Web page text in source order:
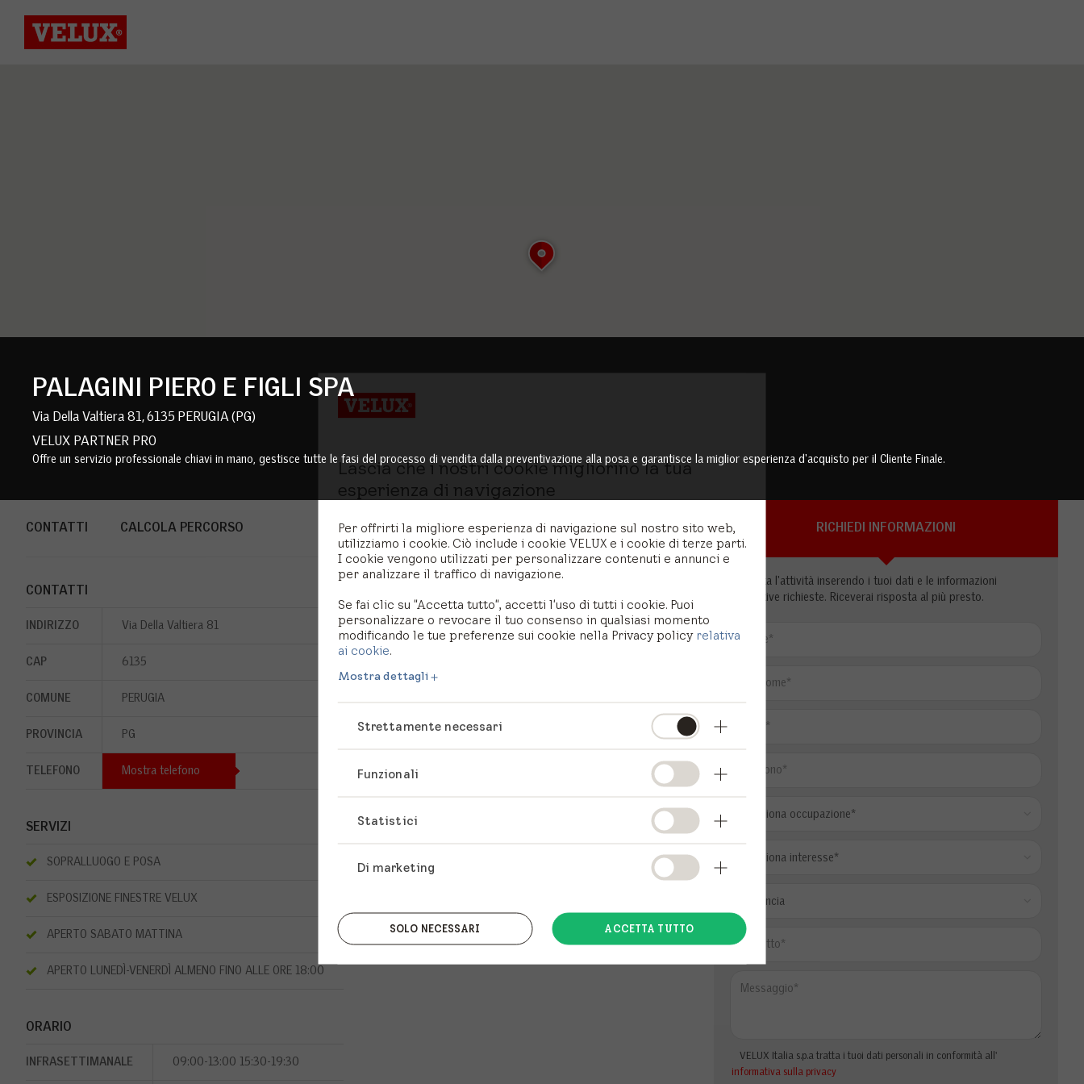
Lascia che i nostri cookie migliorino la tua
esperienza di navigazione
Per offrirti la migliore esperienza di navigazione sul nostro sito web,
utilizziamo i cookie. Ciò include i cookie VELUX e i cookie di terze parti.
I cookie vengono utilizzati per personalizzare contenuti e annunci e
per analizzare il traffico di navigazione.
Se fai clic su "Accetta tutto", accetti l'uso di tutti i cookie. Puoi
personalizzare o revocare il tuo consenso in qualsiasi momento
modificando le tue preferenze sui cookie nella Privacy policy relativa
ai cookie.
Mostra dettagli
Strettamente necessari
Funzionali
Statistici
Di marketing
SOLO NECESSARI ACCETTA TUTTO
PALAGINI PIERO E FIGLI SPA
Via Della Valtiera 81, 6135 PERUGIA (PG)
VELUX PARTNER PRO
Offre un servizio professionale chiavi in mano, gestisce tutte le fasi del processo di vendita dalla preventivazione alla posa e garantisce la miglior esperienza d'acquisto per il Cliente Finale.
CONTATTI CALCOLA PERCORSO RICHIEDI INFORMAZIONI
CONTATTI
INDIRIZZO Via Della Valtiera 81
CAP 6135
COMUNE PERUGIA
PROVINCIA PG
TELEFONO Mostra telefono
SERVIZI
SOPRALLUOGO E POSA
ESPOSIZIONE FINESTRE VELUX
APERTO SABATO MATTINA
APERTO LUNEDÌ-VENERDÌ ALMENO FINO ALLE ORE 18:00
ORARIO
INFRASETTIMANALE 09:00-13:00 15:30-19:30
Contatta l'attività inserendo i tuoi dati e le informazioni
aggiuntive richieste. Riceverai risposta al più presto.
VELUX Italia s.p.a tratta i tuoi dati personali in conformità all'
informativa sulla privacy